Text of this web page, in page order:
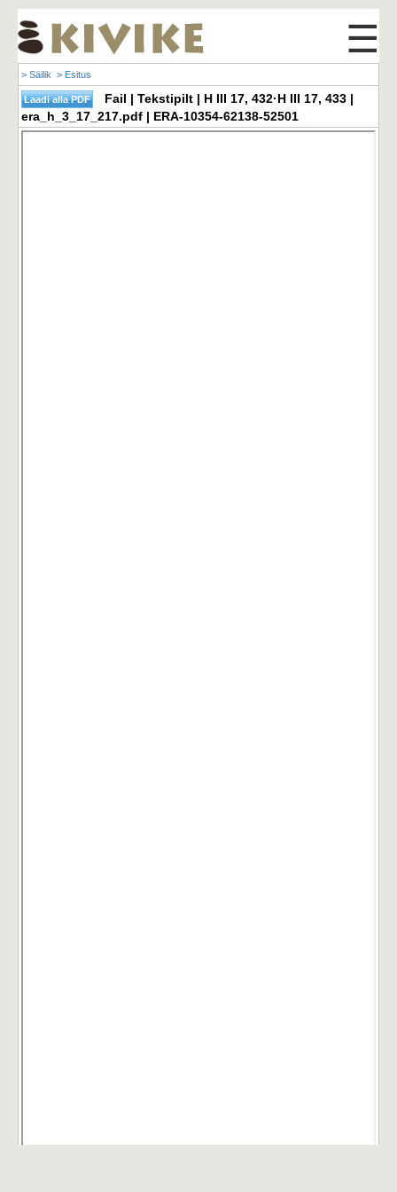
☰
> Säilik > Esitus
Fail | Tekstipilt | H III 17, 432·H III 17, 433 |
era_h_3_17_217.pdf | ERA-10354-62138-52501